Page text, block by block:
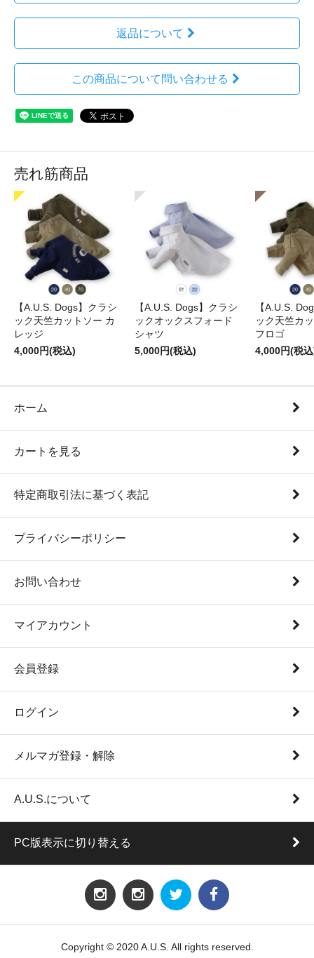
返品について
この商品について問い合わせる
売れ筋商品
【A.U.S. Dogs】クラシ
ック天竺カットソー カ
レッジ
4,000円(税込)
【A.U.S. Dogs】クラシ
ックオックスフォード
シャツ
5,000円(税込)
【A.U.S.
ック天竺カ
フロゴ
4,000円(税
ホーム
カートを見る
特定商取引法に基づく表記
プライバシーポリシー
お問い合わせ
マイアカウント
会員登録
ログイン
メルマガ登録・解除
A.U.S.について
PC版表示に切り替える
Copyright © 2020 A.U.S. All rights reserved.